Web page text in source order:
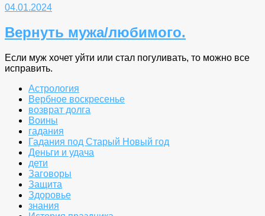
04.01.2024
Вернуть мужа/любимого.
Если муж хочет уйти или стал погуливать, то можно все
исправить.
Астрология
Вербное воскресенье
возврат долга
Воины
гадания
Гадания под Старый Новый год
Деньги и удача
дети
Заговоры
Защита
Здоровье
знания